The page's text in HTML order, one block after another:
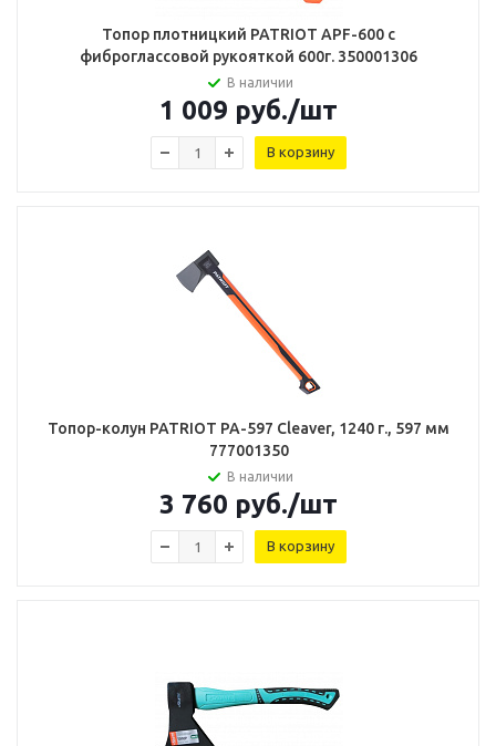
Топор плотницкий PATRIOT APF-600 с
фиброглассовой рукояткой 600г. 350001306
В наличии
1 009 руб./шт
В корзину
Топор-колун PATRIOT PA-597 Cleaver, 1240 г., 597 мм
777001350
В наличии
3 760 руб./шт
В корзину